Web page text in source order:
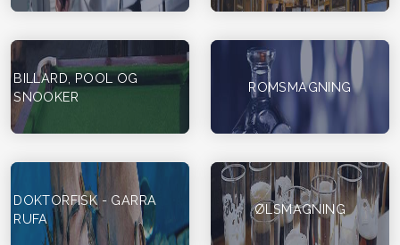
BILLARD, POOL OG
SNOOKER
ROMSMAGNING
DOKTORFISK - GARRA
RUFA
ØLSMAGNING